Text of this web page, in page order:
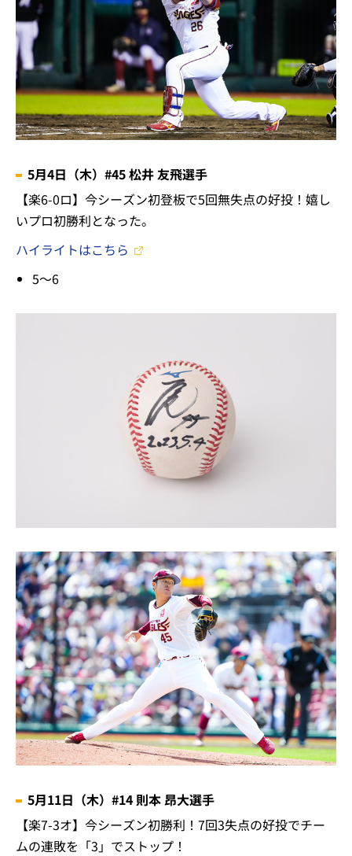
5月4日（木）#45 松井 友飛選手
【楽6-0ロ】今シーズン初登板で5回無失点の好投！嬉し
いプロ初勝利となった。
ハイライトはこちら
5～6
5月11日（木）#14 則本 昂大選手
【楽7-3オ】今シーズン初勝利！7回3失点の好投でチー
ムの連敗を「3」でストップ！